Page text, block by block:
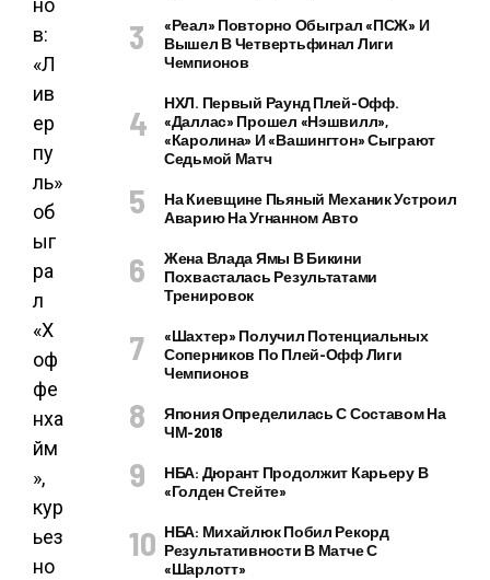
«Реал» Повторно Обыграл «ПСЖ» И
Вышел В Четвертьфинал Лиги
Чемпионов
НХЛ. Первый Раунд Плей-Офф.
«Даллас» Прошел «Нэшвилл»,
«Каролина» И «Вашингтон» Сыграют
Седьмой Матч
На Киевщине Пьяный Механик Устроил
Аварию На Угнанном Авто
Жена Влада Ямы В Бикини
Похвасталась Результатами
Тренировок
«Шахтер» Получил Потенциальных
Соперников По Плей-Офф Лиги
Чемпионов
Япония Определилась С Составом На
ЧМ-2018
НБА: Дюрант Продолжит Карьеру В
«Голден Стейте»
НБА: Михайлюк Побил Рекорд
Результативности В Матче С
«Шарлотт»